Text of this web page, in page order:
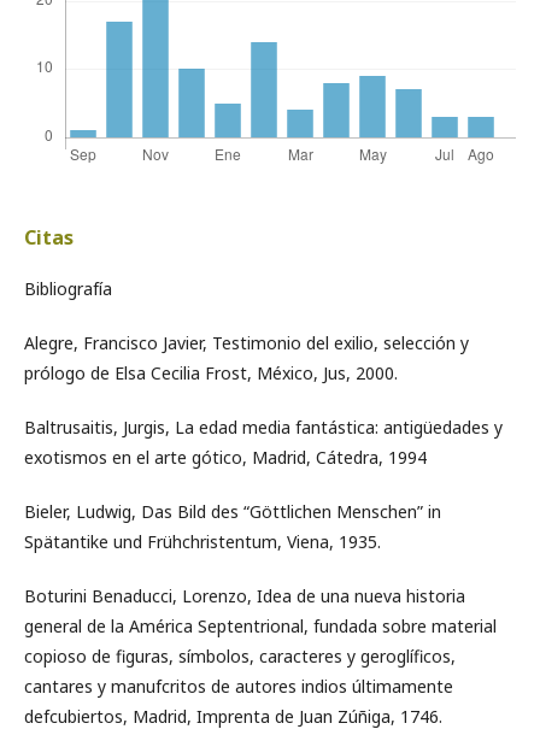
Citas
Bibliografía
Alegre, Francisco Javier, Testimonio del exilio, selección y
prólogo de Elsa Cecilia Frost, México, Jus, 2000.
Baltrusaitis, Jurgis, La edad media fantástica: antigüedades y
exotismos en el arte gótico, Madrid, Cátedra, 1994
Bieler, Ludwig, Das Bild des “Göttlichen Menschen” in
Spätantike und Frühchristentum, Viena, 1935.
Boturini Benaducci, Lorenzo, Idea de una nueva historia
general de la América Septentrional, fundada sobre material
copioso de figuras, símbolos, caracteres y geroglíficos,
cantares y manufcritos de autores indios últimamente
defcubiertos, Madrid, Imprenta de Juan Zúñiga, 1746.